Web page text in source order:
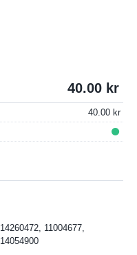
40.00
40.00
14260472, 11004677,
14054900